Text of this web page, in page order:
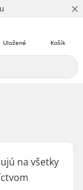
×
Košík
Uložené
na všetky